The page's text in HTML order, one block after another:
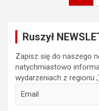
Ruszył
Zapisz się do naszego
natychmiastowo
wydarzeniach z regionu